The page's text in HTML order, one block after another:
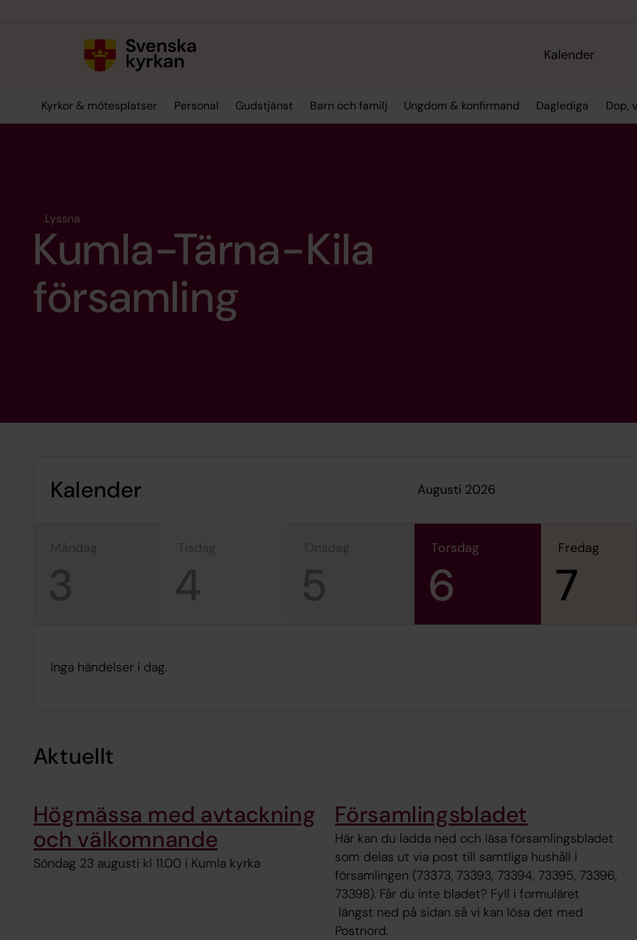
Kalender
Kyrkor & mötesplatser Personal Gudstjänst Barn och familj Ungdom & konfirmand Daglediga Dop,
Lyssna
Kumla-Tärna-Kila
församling
Kalender augusti 2026
tisdag
4
torsdag
6
fredag
7
Inga händelser i dag.
Aktuellt
Högmässa med avtackning
och välkomnande
Söndag 23 augusti kl 11.00 i Kumla kyrka
Församlingsbladet
Här kan du ladda ned och läsa församlingsbladet
som delas ut via post till samtliga hushåll i
församlingen (73373, 73393, 73394, 73395, 73396,
73398). Får du inte bladet? Fyll i formuläret
längst ned på sidan så vi kan lösa det med
Postnord.